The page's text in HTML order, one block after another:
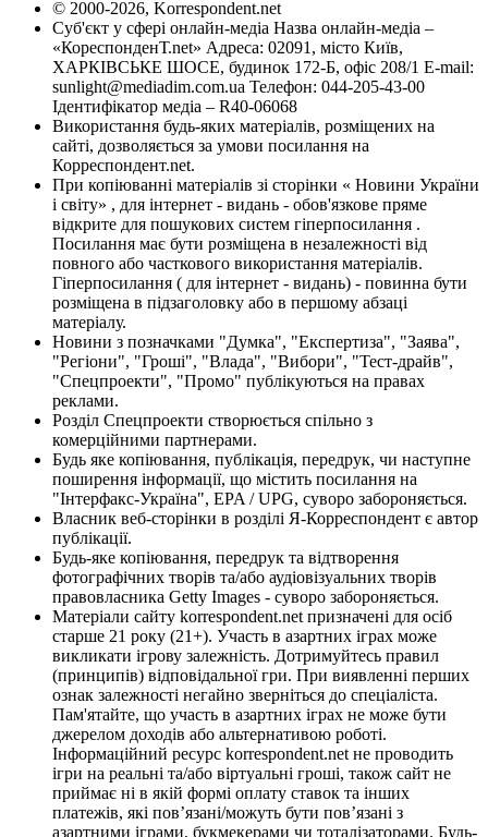
© 2000-2026, Korrespondent.net
Суб'єкт у сфері онлайн-медіа Назва онлайн-медіа –
«КореспонденТ.net» Адреса: 02091, місто Київ,
ХАРКІВСЬКЕ ШОСЕ, будинок 172-Б, офіс 208/1 E-mail:
sunlight@mediadim.com.ua Телефон: 044-205-43-00
Ідентифікатор медіа – R40-06068
Використання будь-яких матеріалів, розміщених на
сайті, дозволяється за умови посилання на
Корреспондент.net.
При копіюванні матеріалів зі сторінки « Новини України
і світу» , для інтернет - видань - обов'язкове пряме
відкрите для пошукових систем гіперпосилання .
Посилання має бути розміщена в незалежності від
повного або часткового використання матеріалів.
Гіперпосилання ( для інтернет - видань) - повинна бути
розміщена в підзаголовку або в першому абзаці
матеріалу.
Новини з позначками "Думка", "Експертиза", "Заява",
"Регіони", "Гроші", "Влада", "Вибори", "Тест-драйв",
"Спецпроекти", "Промо" публікуються на правах
реклами.
Розділ Спецпроекти створюється спільно з
комерційними партнерами.
Будь яке копіювання, публікація, передрук, чи наступне
поширення інформації, що містить посилання на
"Інтерфакс-Україна", EPA / UPG, суворо забороняється.
Власник веб-сторінки в розділі Я-Корреспондент є автор
публікації.
Будь-яке копіювання, передрук та відтворення
фотографічних творів та/або аудіовізуальних творів
правовласника Getty Images - суворо забороняється.
Матеріали сайту korrespondent.net призначені для осіб
старше 21 року (21+). Участь в азартних іграх може
викликати ігрову залежність. Дотримуйтесь правил
(принципів) відповідальної гри. При виявленні перших
ознак залежності негайно зверніться до спеціаліста.
Пам'ятайте, що участь в азартних іграх не може бути
джерелом доходів або альтернативою роботі.
Інформаційний ресурс korrespondent.net не проводить
ігри на реальні та/або віртуальні гроші, також сайт не
приймає ні в якій формі оплату ставок та інших
платежів, які пов’язані/можуть бути пов’язані з
азартними іграми, букмекерами чи тоталізаторами. Будь-